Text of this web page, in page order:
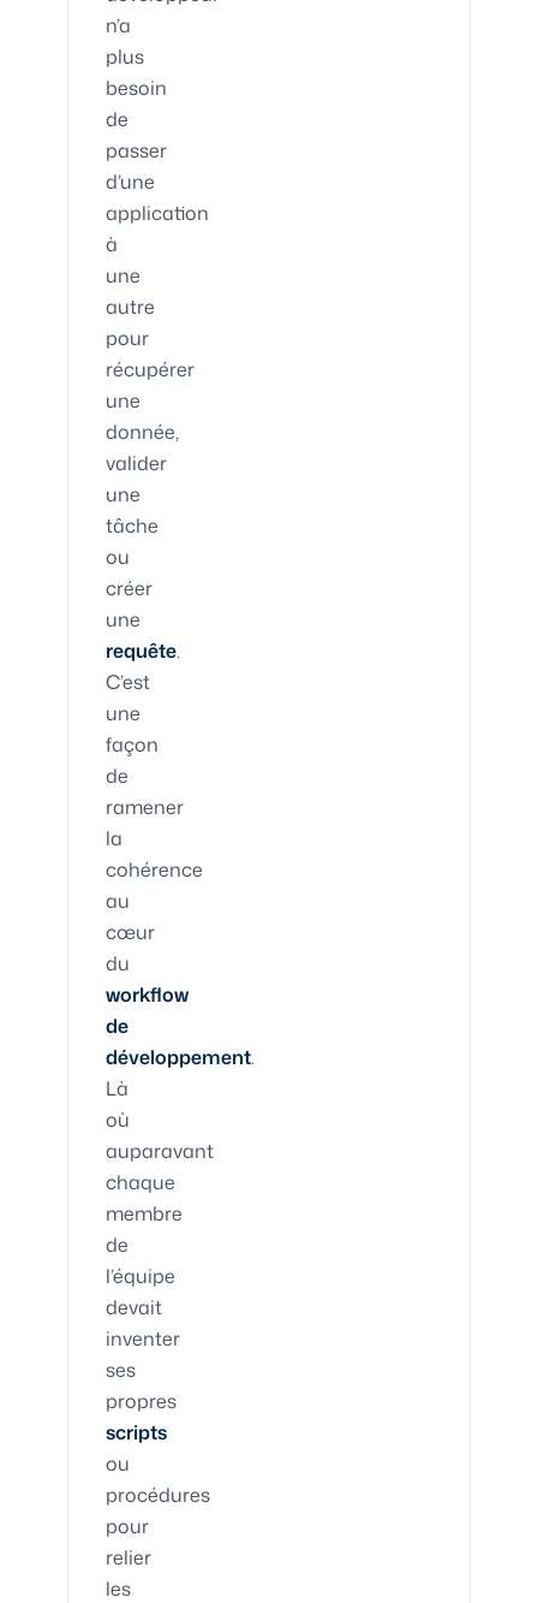
n’a
plus
besoin
de
passer
d’une
application
à
une
autre
pour
récupérer
une
donnée,
valider
une
tâche
ou
créer
une
requête.
C’est
une
façon
de
ramener
la
cohérence
au
cœur
du
workflow
de
développement.
Là
où
auparavant
chaque
membre
de
l’équipe
devait
inventer
ses
propres
scripts
ou
procédures
pour
relier
les